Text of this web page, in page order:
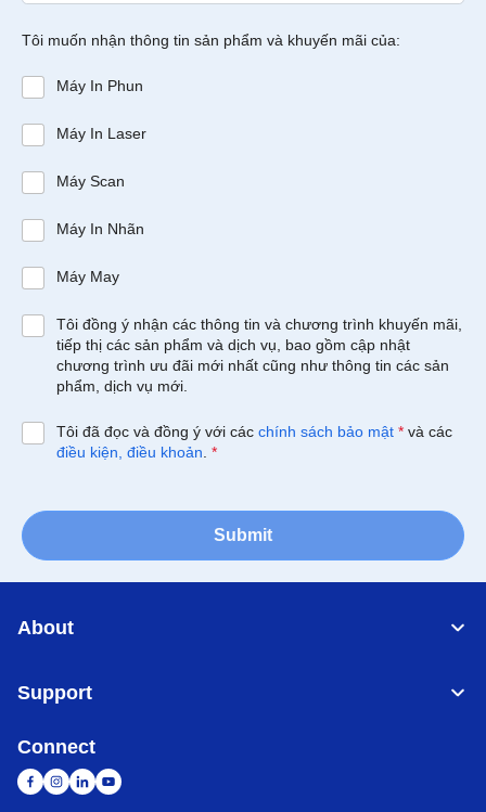
Tôi muốn nhận thông tin sản phẩm và khuyến mãi của:
Máy In Phun
Máy In Laser
Máy Scan
Máy In Nhãn
Máy May
Tôi đồng ý nhận các thông tin và chương trình khuyến mãi,
tiếp thị các sản phẩm và dịch vụ, bao gồm cập nhật
chương trình ưu đãi mới nhất cũng như thông tin các sản
phẩm, dịch vụ mới.
Tôi đã đọc và đồng ý với các chính sách bảo mật * và các
điều kiện, điều khoản *
Submit
About
Support
Connect